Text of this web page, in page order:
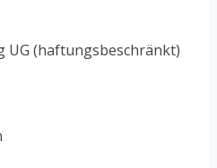
UG (haftungsbeschränkt)